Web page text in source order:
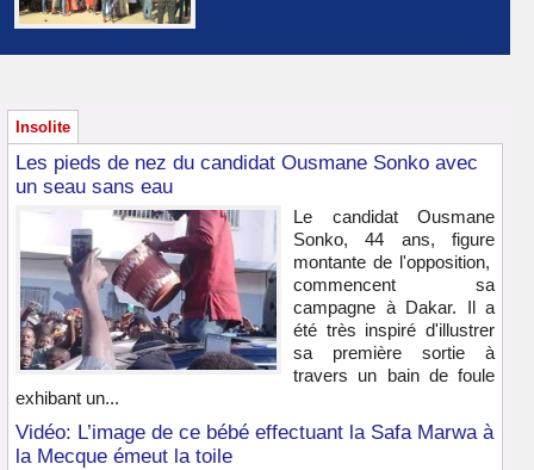
Insolite
Les pieds de nez du candidat Ousmane Sonko avec
un seau sans eau
Le candidat Ousmane
Sonko, 44 ans, figure
montante de l'opposition,
commencent sa
campagne à Dakar. Il a
été très inspiré d'illustrer
sa première sortie à
travers un bain de foule
exhibant un...
Vidéo: L’image de ce bébé effectuant la Safa Marwa à
la Mecque émeut la toile